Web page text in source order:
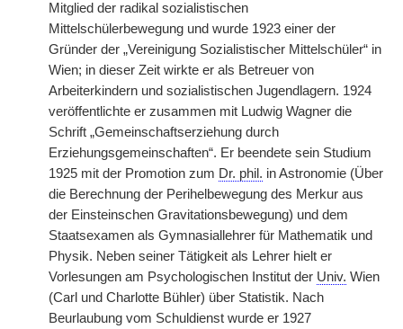
Mitglied der radikal sozialistischen
Mittelschülerbewegung und wurde 1923 einer der
Gründer der „Vereinigung Sozialistischer Mittelschüler“ in
Wien; in dieser Zeit wirkte er als Betreuer von
Arbeiterkindern und sozialistischen Jugendlagern. 1924
veröffentlichte er zusammen mit Ludwig Wagner die
Schrift „Gemeinschaftserziehung durch
Erziehungsgemeinschaften“. Er beendete sein Studium
1925 mit der Promotion zum Dr. phil. in Astronomie (Über
die Berechnung der Perihelbewegung des Merkur aus
der Einsteinschen Gravitationsbewegung) und dem
Staatsexamen als Gymnasiallehrer für Mathematik und
Physik. Neben seiner Tätigkeit als Lehrer hielt er
Vorlesungen am Psychologischen Institut der Univ. Wien
(Carl und Charlotte Bühler) über Statistik. Nach
Beurlaubung vom Schuldienst wurde er 1927